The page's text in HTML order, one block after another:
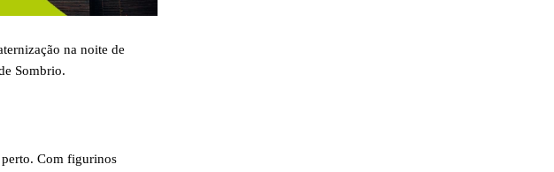
na noite de
Sombrio.
perto. Com figurinos